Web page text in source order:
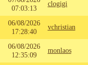
07:03:13
clogigi
06/08/2026
17:28:40
vchristian
06/08/2026
12:35:09
monlaos